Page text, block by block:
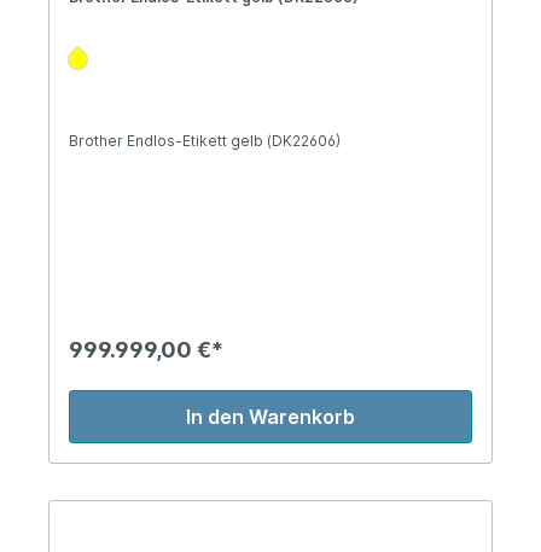
Brother Endlos-Etikett gelb (DK22606)
999.999,00 €*
In den Warenkorb